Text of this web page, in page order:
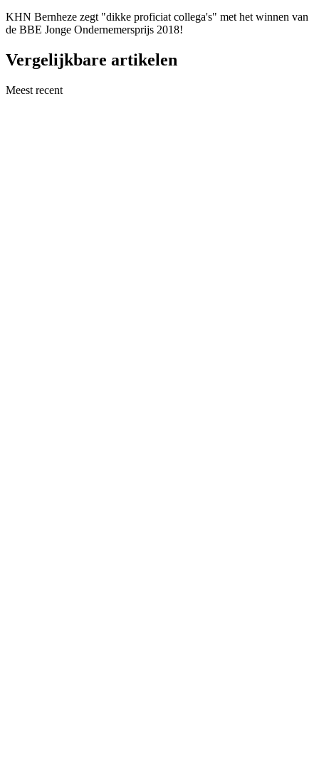
KHN Bernheze zegt "dikke proficiat collega's" met het winnen van
de BBE Jonge Ondernemersprijs 2018!
Vergelijkbare artikelen
Meest recent